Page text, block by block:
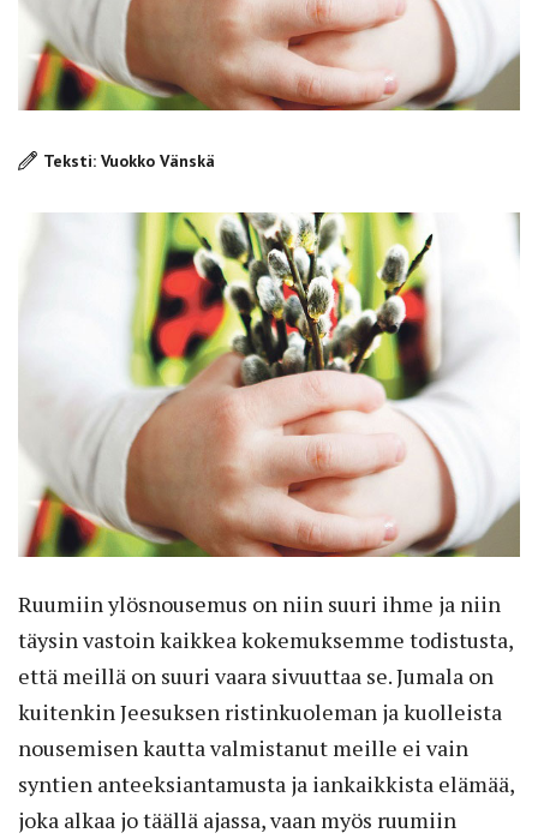
Teksti: Vuokko Vänskä
Ruumiin ylösnousemus on niin suuri ihme ja niin
täysin vastoin kaikkea kokemuksemme todistusta,
että meillä on suuri vaara sivuuttaa se. Jumala on
kuitenkin Jeesuksen ristinkuoleman ja kuolleista
nousemisen kautta valmistanut meille ei vain
syntien anteeksiantamusta ja iankaikkista elämää,
joka alkaa jo täällä ajassa, vaan myös ruumiin